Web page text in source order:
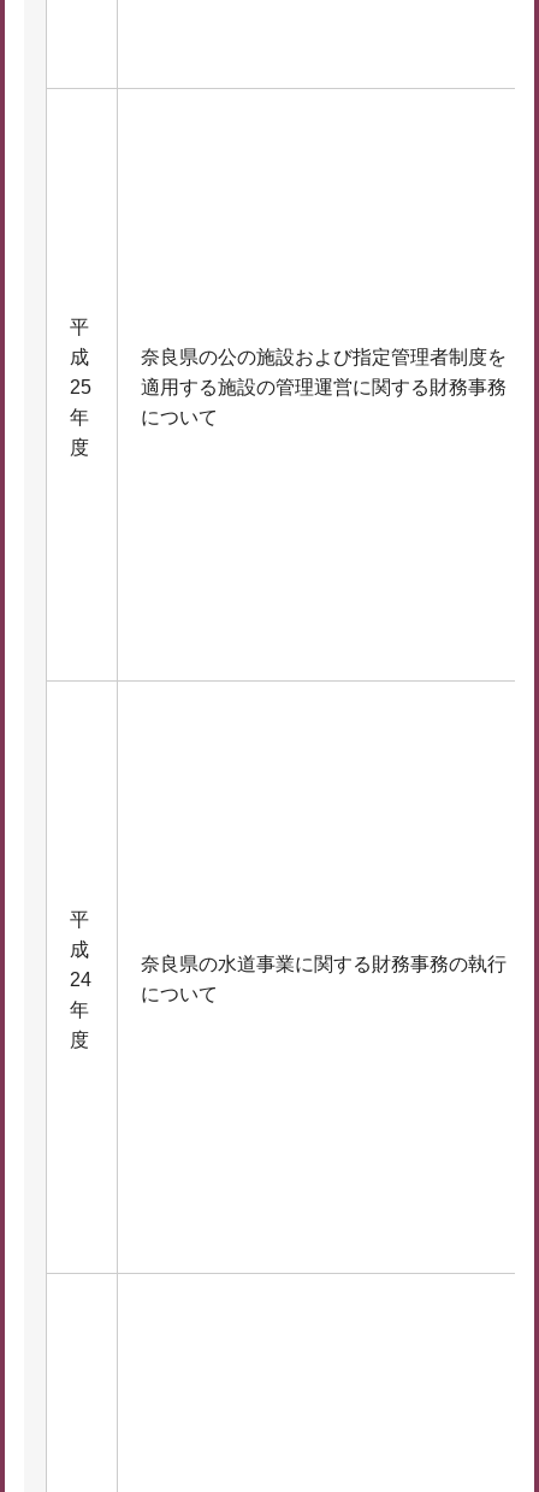
平
成
25
年
度
奈良県の公の施設および指定管理者制度を
適用する施設の管理運営に関する財務事務
について
平
成
24
年
度
奈良県の水道事業に関する財務事務の執行
について